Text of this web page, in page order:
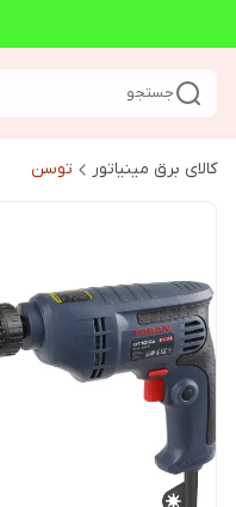
جستجو
کالای برق مینیاتور توسن